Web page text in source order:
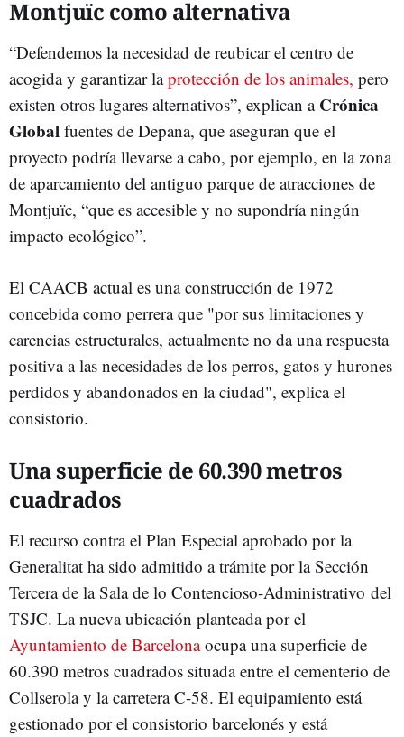
Montjuïc como alternativa
“Defendemos la necesidad de reubicar el centro de
acogida y garantizar laprotección de los animales, pero
existen otros lugares alternativos”, explican aCrónica
Global fuentes de Depana, que aseguran que el
proyecto podría llevarse a cabo, por ejemplo, en la zona
de aparcamiento del antiguo parque de atracciones de
Montjuïc, “que es accesible y no supondría ningún
impacto ecológico”.
El CAACB actual es una construcción de 1972
concebida como perrera que "por sus limitaciones y
carencias estructurales, actualmente no da una respuesta
positiva a las necesidades de los perros, gatos y hurones
perdidos y abandonados en la ciudad", explica el
consistorio.
Una superficie de 60.390 metros
cuadrados
El recurso contra el Plan Especial aprobado por la
Generalitat ha sido admitido a trámite por la Sección
Tercera de la Sala de lo Contencioso-Administrativo del
TSJC. La nueva ubicación planteada por el
Ayuntamiento de Barcelonaocupa una superficie de
60.390 metros cuadrados situada entre el cementerio de
Collserola y la carretera C-58. El equipamiento está
gestionado por el consistorio barcelonés y está